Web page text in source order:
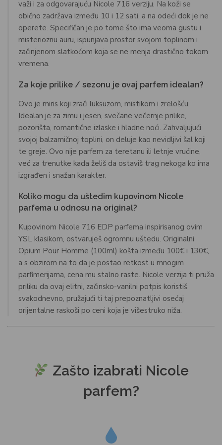
važi i za odgovarajuću Nicole 716 verziju. Na koži se
obično zadržava između 10 i 12 sati, a na odeći dok je ne
operete. Specifičan je po tome što ima veoma gustu i
misterioznu auru, ispunjava prostor svojom toplinom i
začinjenom slatkoćom koja se ne menja drastično tokom
vremena.
Za koje prilike / sezonu je ovaj parfem idealan?
Ovo je miris koji zrači luksuzom, mistikom i zrelošću.
Idealan je za zimu i jesen, svečane večernje prilike,
pozorišta, romantične izlaske i hladne noći. Zahvaljujući
svojoj balzamičnoj toplini, on deluje kao nevidljivi šal koji
te greje. Ovo nije parfem za teretanu ili letnje vrućine,
već za trenutke kada želiš da ostaviš trag nekoga ko ima
izgrađen i snažan karakter.
Koliko mogu da uštedim kupovinom Nicole
parfema u odnosu na original?
Kupovinom Nicole 716 EDP parfema inspirisanog ovim
YSL klasikom, ostvaruješ ogromnu uštedu. Originalni
Opium Pour Homme (100ml) košta između 100€ i 130€,
a s obzirom na to da je postao retkost u mnogim
parfimerijama, cena mu stalno raste. Nicole verzija ti pruža
priliku da ovaj elitni, začinsko-vanilni potpis koristiš
svakodnevno, pružajući ti taj prepoznatljivi osećaj
orijentalne raskoši po ceni koja je višestruko niža.
Zašto izabrati Nicole
parfem?